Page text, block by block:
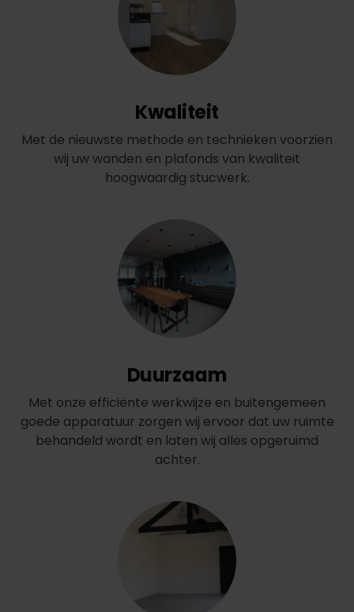
Kwaliteit
Met de nieuwste methode en technieken voorzien
wij uw wanden en plafonds van kwaliteit
hoogwaardig stucwerk.
Duurzaam
Met onze efficiënte werkwijze en buitengemeen
goede apparatuur zorgen wij ervoor dat uw ruimte
behandeld wordt en laten wij alles opgeruimd
achter.